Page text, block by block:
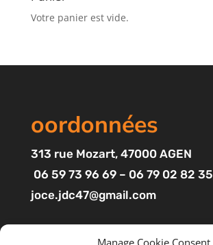
Manage Cookie Consent
Votre panier est vide.
oordonnées
313 rue Mozart, 47000 AGEN
06 59 73 96 69 – 06 79 02 82 35
joce.jdc47@gmail.com